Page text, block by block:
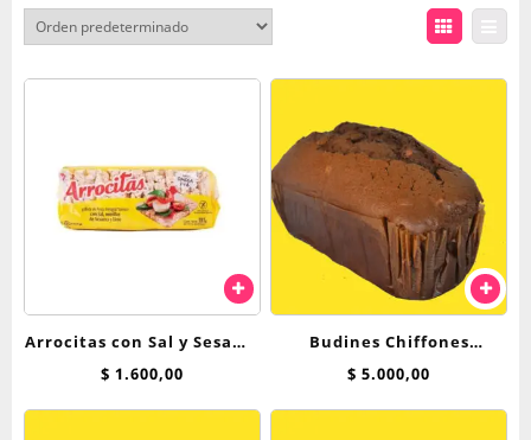
Arrocitas con Sal y Sesamo
Cerealko x 101 g SIN TACC
$ 1.600,00
Budines Chiffones
Breadnet
$ 5.000,00